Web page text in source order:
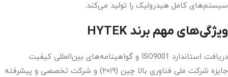
سیستم‌های کامل هیدرولیک را تولید می‌کند.
ویژگی‌های مهم برند HYTEK
دریافت استاندارد ISO9001 و گواهینامه‌های بین‌المللی کیفیت
جایزه شرکت ملی فناوری بالا چین (۲۰۱۹) و شرکت تخصصی و پیشرفته